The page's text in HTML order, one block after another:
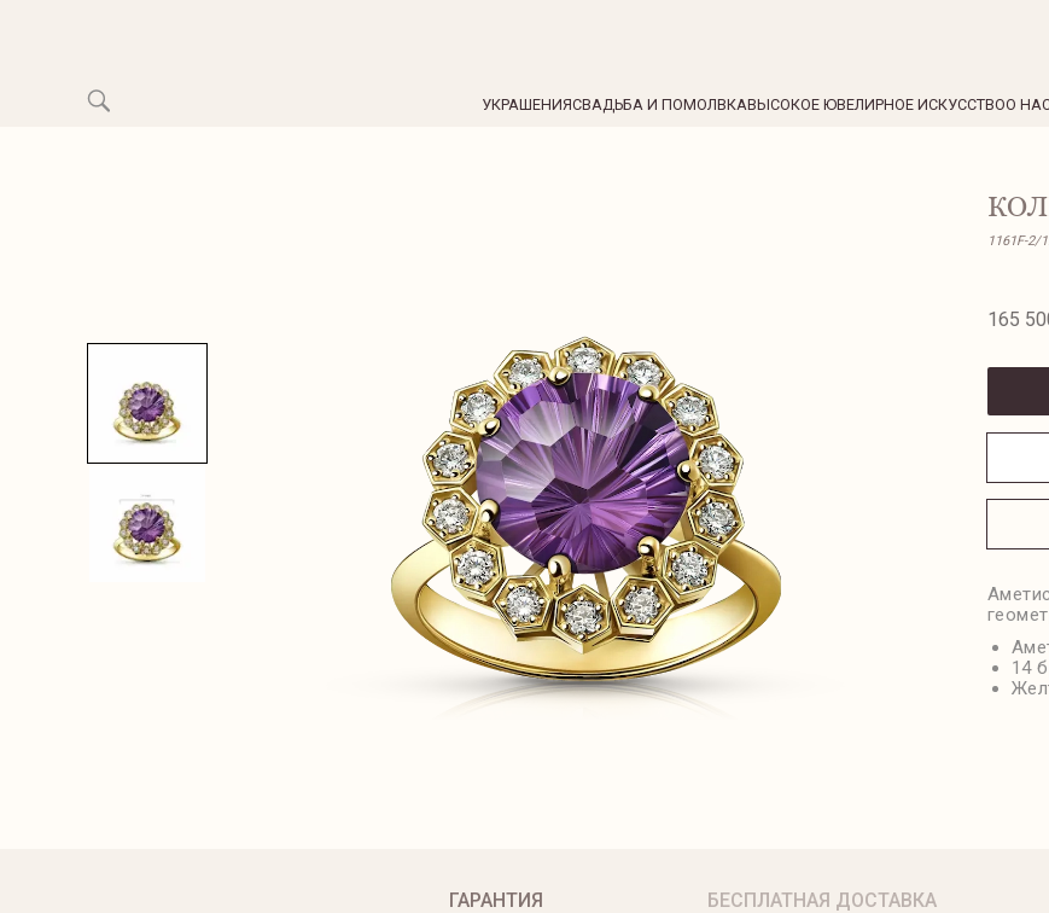
УКРАШЕНИЯСВАДЬБА И ПОМОЛВКАВЫСОКОЕ ЮВЕЛИРНОЕ ИСКУССТВОО
1161F-2/
165
14
ГАРАНТИЯ БЕСПЛАТНАЯ ДОСТАВКА